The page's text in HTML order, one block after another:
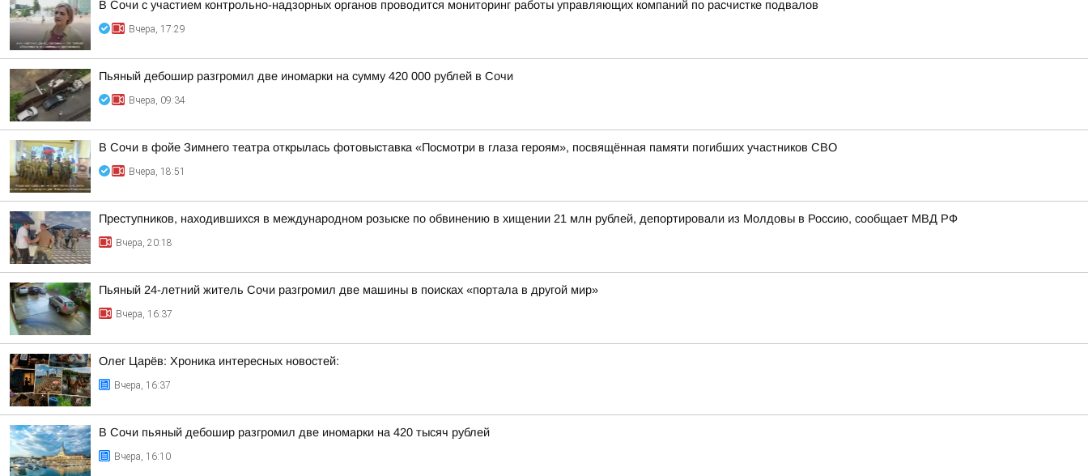
В Сочи с участием контрольно-надзорных органов проводится мониторинг работы управляющих компаний по расчистке подвалов
Вчера, 17:29
Пьяный дебошир разгромил две иномарки на сумму 420 000 рублей в Сочи
Вчера, 09:34
В Сочи в фойе Зимнего театра открылась фотовыставка «Посмотри в глаза героям», посвящённая памяти погибших участников СВО
Вчера, 18:51
Преступников, находившихся в международном розыске по обвинению в хищении 21 млн рублей, депортировали из Молдовы в Россию, сообщает МВД РФ
Вчера, 20:18
Пьяный 24-летний житель Сочи разгромил две машины в поисках «портала в другой мир»
Вчера, 16:37
Олег Царёв: Хроника интересных новостей:
Вчера, 16:37
В Сочи пьяный дебошир разгромил две иномарки на 420 тысяч рублей
Вчера, 16:10